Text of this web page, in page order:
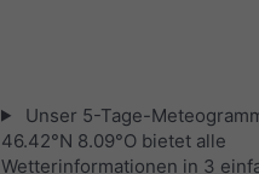
Unser 5-Tage-
46.42°N 8.09°O bietet alle
Wetterinformationen in 3